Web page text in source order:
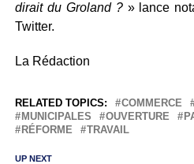
dirait du Groland ?» lance
Twitter.
La Rédaction
RELATED TOPICS: COMMERCE
MUNICIPALES
OUVERTURE
RÉFORME
TRAVAIL
UP NEXT